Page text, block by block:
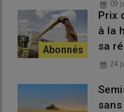
comme les trois
désherbagechimique
adventices. Il n’y a pas
mauvaises herbes
projets de recherche
09
Prix
à la
sa
24